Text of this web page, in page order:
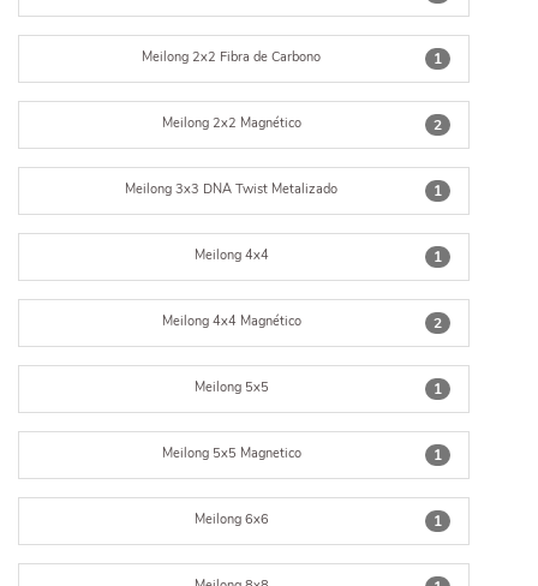
1
Meilong 2x2 Fibra de Carbono
2
Meilong 2x2 Magnético
1
Meilong 3x3 DNA Twist Metalizado
1
Meilong 4x4
2
Meilong 4x4 Magnético
1
Meilong 5x5
1
Meilong 5x5 Magnetico
1
Meilong 6x6